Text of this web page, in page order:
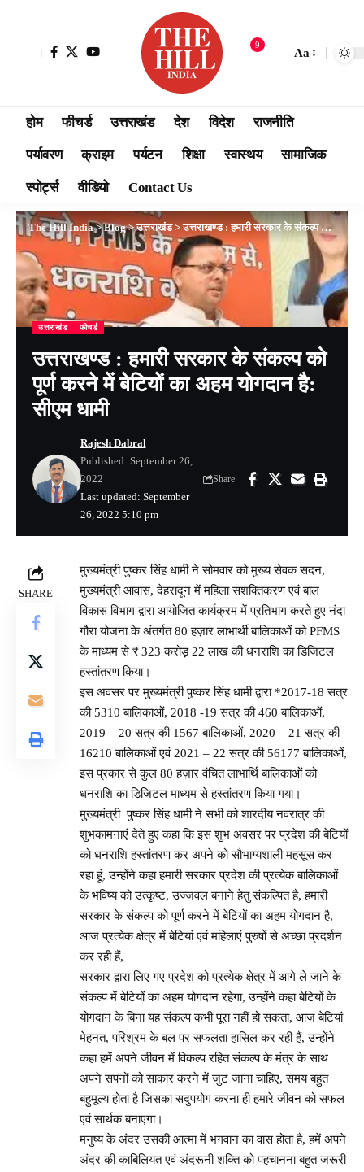
9
Aa
होम फीचर्ड उत्तराखंड देश विदेश राजनीति
पर्यावरण क्राइम पर्यटन शिक्षा स्वास्थय सामाजिक
स्पोर्ट्स वीडियो Contact Us
The Hill India>Blog>उत्तराखंड>उत्तराखण्ड : हमारी सरकार के संकल्प को पूर्ण करने में बेटियों का अहम योगदान है: सीएम धामी
उत्तराखंड फीचर्ड
उत्तराखण्ड : हमारी सरकार के संकल्प को
पूर्ण करने में बेटियों का अहम योगदान है:
सीएम धामी
Last updated: September
26, 2022 5:10 pm
Rajesh Dabral
Published: September 26,
2022
Share
SHARE
मुख्यमंत्री पुष्कर सिंह धामी ने सोमवार को मुख्य सेवक सदन,
मुख्यमंत्री आवास, देहरादून में महिला सशक्तिकरण एवं बाल
विकास विभाग द्वारा आयोजित कार्यक्रम में प्रतिभाग करते हुए नंदा
गौरा योजना के अंतर्गत 80 हज़ार लाभार्थी बालिकाओं को PFMS
के माध्यम से ₹ 323 करोड़ 22 लाख की धनराशि का डिजिटल
हस्तांतरण किया।
इस अवसर पर मुख्यमंत्री पुष्कर सिंह धामी द्वारा *2017-18 सत्र
की 5310 बालिकाओं, 2018 -19 सत्र की 460 बालिकाओं,
2019 – 20 सत्र की 1567 बालिकाओं, 2020 – 21 सत्र की
16210 बालिकाओं एवं 2021 – 22 सत्र की 56177 बालिकाओं,
इस प्रकार से कुल 80 हज़ार वंचित लाभार्थि बालिकाओं को
धनराशि का डिजिटल माध्यम से हस्तांतरण किया गया।
मुख्यमंत्री पुष्कर सिंह धामी ने सभी को शारदीय नवरात्र की
शुभकामनाएं देते हुए कहा कि इस शुभ अवसर पर प्रदेश की बेटियों
को धनराशि हस्तांतरण कर अपने को सौभाग्यशाली महसूस कर
रहा हूं, उन्होंने कहा हमारी सरकार प्रदेश की प्रत्येक बालिकाओं
के भविष्य को उत्कृष्ट, उज्जवल बनाने हेतु संकल्पित है, हमारी
सरकार के संकल्प को पूर्ण करने में बेटियों का अहम योगदान है,
आज प्रत्येक क्षेत्र में बेटियां एवं महिलाएं पुरुषों से अच्छा प्रदर्शन
कर रही हैं,
सरकार द्वारा लिए गए प्रदेश को प्रत्येक क्षेत्र में आगे ले जाने के
संकल्प में बेटियों का अहम योगदान रहेगा, उन्होंने कहा बेटियों के
योगदान के बिना यह संकल्प कभी पूरा नहीं हो सकता, आज बेटियां
मेहनत, परिश्रम के बल पर सफलता हासिल कर रही हैं, उन्होंने
कहा हमें अपने जीवन में विकल्प रहित संकल्प के मंत्र के साथ
अपने सपनों को साकार करने में जुट जाना चाहिए, समय बहुत
बहुमूल्य होता है जिसका सदुपयोग करना ही हमारे जीवन को सफल
एवं सार्थक बनाएगा।
मनुष्य के अंदर उसकी आत्मा में भगवान का वास होता है, हमें अपने
अंदर की काबिलियत एवं अंदरूनी शक्ति को पहचानना बहुत जरूरी